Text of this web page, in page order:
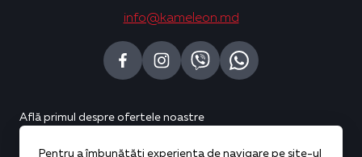
Află primul despre ofertele noastre
info@kameleon.md
Pentru a îmbunătăți experiența de navigare pe site-ul